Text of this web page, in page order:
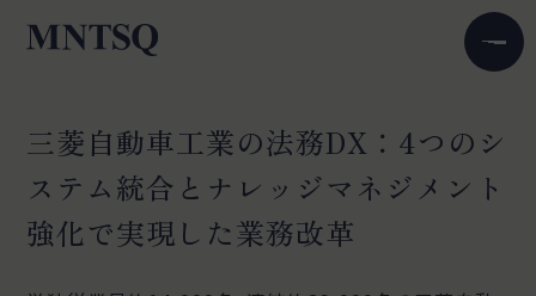
三菱自動車工業の法務DX：4つのシ
ステム統合とナレッジマネジメント
強化で実現した業務改革